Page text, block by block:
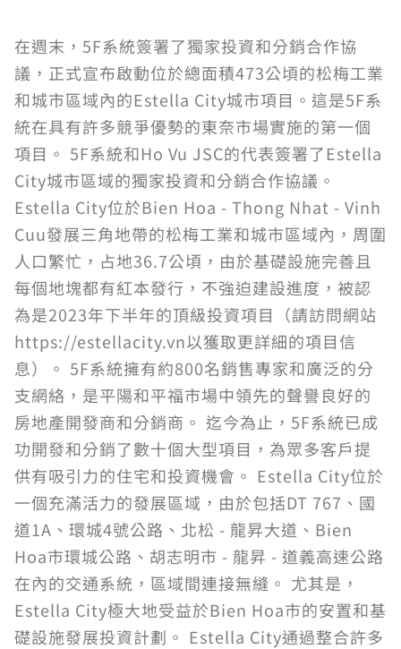
在週末，5F系統簽署了獨家投資和分銷合作協
議，正式宣布啟動位於總面積473公頃的松梅工業
和城市區域內的Estella City城市項目。這是5F系
統在具有許多競爭優勢的東奈市場實施的第一個
項目。 5F系統和Ho Vu JSC的代表簽署了Estella
City城市區域的獨家投資和分銷合作協議。
Estella City位於Bien Hoa - Thong Nhat - Vinh
Cuu發展三角地帶的松梅工業和城市區域內，周圍
人口繁忙，占地36.7公頃，由於基礎設施完善且
每個地塊都有紅本發行，不強迫建設進度，被認
為是2023年下半年的頂級投資項目（請訪問網站
https://estellacity.vn以獲取更詳細的項目信
息）。 5F系統擁有約800名銷售專家和廣泛的分
支網絡，是平陽和平福市場中領先的聲譽良好的
房地產開發商和分銷商。 迄今為止，5F系統已成
功開發和分銷了數十個大型項目，為眾多客戶提
供有吸引力的住宅和投資機會。 Estella City位於
一個充滿活力的發展區域，由於包括DT 767、國
道1A、環城4號公路、北松 - 龍昇大道、Bien
Hoa市環城公路、胡志明市 - 龍昇 - 道義高速公路
在內的交通系統，區域間連接無縫。 尤其是，
Estella City極大地受益於Bien Hoa市的安置和基
礎設施發展投資計劃。 Estella City通過整合許多